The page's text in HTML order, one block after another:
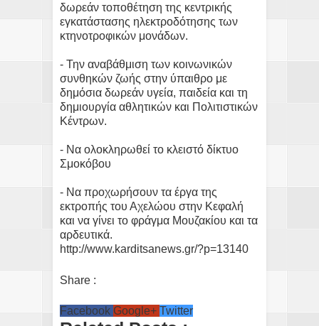
δωρεάν τοποθέτηση της κεντρικής
εγκατάστασης ηλεκτροδότησης των
κτηνοτροφικών μονάδων.
- Την αναβάθμιση των κοινωνικών
συνθηκών ζωής στην ύπαιθρο με
δημόσια δωρεάν υγεία, παιδεία και τη
δημιουργία αθλητικών και Πολιτιστικών
Κέντρων.
- Να ολοκληρωθεί το κλειστό δίκτυο
Σμοκόβου
- Να προχωρήσουν τα έργα της
εκτροπής του Αχελώου στην Κεφαλή
και να γίνει το φράγμα Μουζακίου και τα
αρδευτικά.
http://www.karditsanews.gr/?p=13140
Share :
Facebook Google+ Twitter